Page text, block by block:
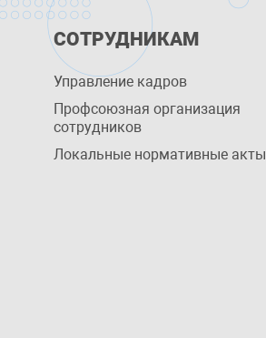
СОТРУДНИКАМ
Управление кадров
Профсоюзная организация
сотрудников
Локальные нормативные акты